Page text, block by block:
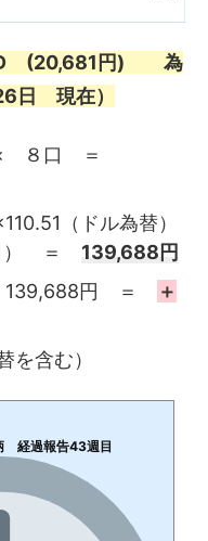
(20,681円) 為
日 現在）
× ８口 ＝
（ドル為替）
） ＝ 139,688円
139,688円 ＝
＋
を含む）
経過報告43週目